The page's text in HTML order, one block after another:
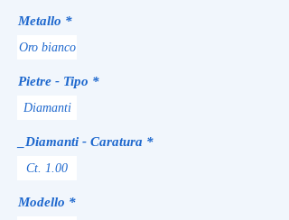
Metallo *
Oro bianco
Pietre - Tipo *
Diamanti
_Diamanti - Caratura *
Ct. 1.00
Modello *